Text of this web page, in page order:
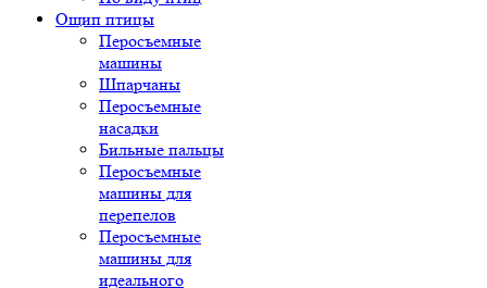
Ощип птицы
Перосъемные
машины
Шпарчаны
Перосъемные
насадки
Бильные пальцы
Перосъемные
машины для
перепелов
Перосъемные
машины для
идеального